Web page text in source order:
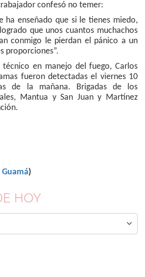
confesó no temer:
ha enseñado que si le tienes miedo,
que unos cuantos muchachos
conmigo le pierdan el pánico a un
proporciones”.
técnico en manejo del fuego, Carlos
fueron detectadas el viernes 10
de la mañana. Brigadas de los
Mantua y San Juan y Martínez
Guamá)
HOY
